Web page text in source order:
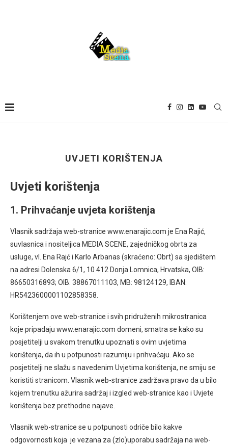
UVJETI KORIŠTENJA
Uvjeti korištenja
1. Prihvaćanje uvjeta korištenja
Vlasnik sadržaja web-stranice www.enarajic.com je Ena Rajić,
suvlasnica i nositeljica MEDIA SCENE, zajedničkog obrta za
usluge, vl. Ena Rajć i Karlo Arbanas (skraćeno: Obrt) sa sjedištem
na adresi Dolenska 6/1, 10 412 Donja Lomnica, Hrvatska, OIB:
86650316893; OIB: 38867011103, MB: 98124129, IBAN:
HR5423600001102858358.
Korištenjem ove web-stranice i svih pridruženih mikrostranica
koje pripadaju www.enarajic.com domeni, smatra se kako su
posjetitelji u svakom trenutku upoznati s ovim uvjetima
korištenja, da ih u potpunosti razumiju i prihvaćaju. Ako se
posjetitelji ne slažu s navedenim Uvjetima korištenja, ne smiju se
koristiti stranicom. Vlasnik web-stranice zadržava pravo da u bilo
kojem trenutku ažurira sadržaj i izgled web-stranice kao i Uvjete
korištenja bez prethodne najave.
Vlasnik web-stranice se u potpunosti odriče bilo kakve
odgovornosti koja je vezana za (zlo)uporabu sadržaja na web-